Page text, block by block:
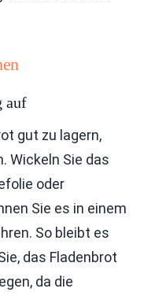
auf
gut zu lagern,
Wickeln Sie das
oder
Sie es in einem
So bleibt es
das Fladenbrot
da die